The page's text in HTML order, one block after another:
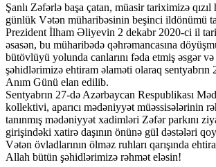
Şanlı Zəfərlə başa çatan, müasir tariximizə
günlük Vətən müharibəsinin beşinci ildönümü
Prezident İlham Əliyevin 2 dekabr 2020-ci il
əsasən, bu müharibədə qəhrəmancasına
bütövlüyü yolunda canlarını fəda etmiş əsgər
şəhidlərimizə ehtiram əlaməti olaraq sentyabrın
Anım Günü elan edilib.
Sentyabrın 27-də Azərbaycan Respublikası
kollektivi, aparıcı mədəniyyət müəssisələrinin
tanınmış mədəniyyət xadimləri Zəfər parkını
girişindəki xatirə daşının önünə gül dəstələri
Vətən övladlarının ölməz ruhları qarışında
Allah bütün şəhidlərimizə rəhmət eləsin!